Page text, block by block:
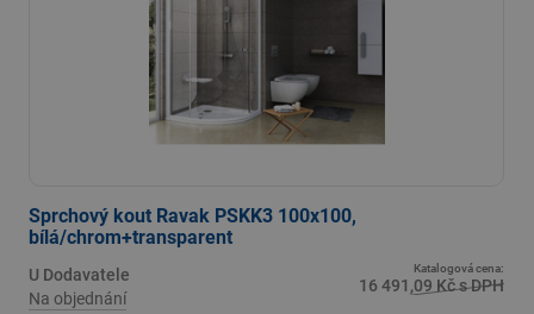
Sprchový kout Ravak PSKK3 100x100,
bílá/chrom+transparent
U Dodavatele
Na objednání
Katalogová cena:
16 491,09 Kč s DPH